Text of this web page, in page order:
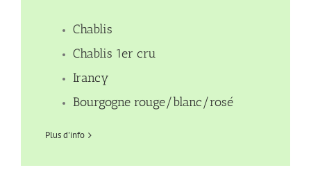
Chablis
Chablis 1er cru
Irancy
Bourgogne rouge/blanc/rosé
Plus d'info